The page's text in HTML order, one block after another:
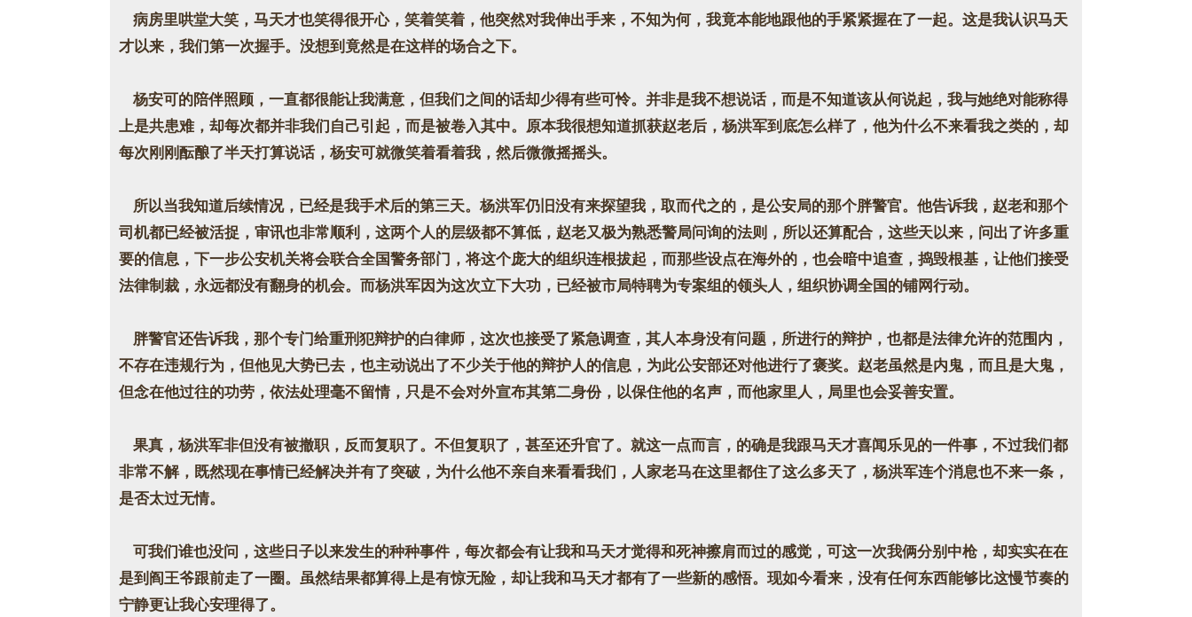
病房里哄堂大笑，马天才也笑得很开心，笑着笑着，他突然对我伸出手来，不知为何，我竟本能地跟他的手紧紧握在了一起。这是我认识马天
才以来，我们第一次握手。没想到竟然是在这样的场合之下。
杨安可的陪伴照顾，一直都很能让我满意，但我们之间的话却少得有些可怜。并非是我不想说话，而是不知道该从何说起，我与她绝对能称得
上是共患难，却每次都并非我们自己引起，而是被卷入其中。原本我很想知道抓获赵老后，杨洪军到底怎么样了，他为什么不来看我之类的，却
每次刚刚酝酿了半天打算说话，杨安可就微笑着看着我，然后微微摇摇头。
所以当我知道后续情况，已经是我手术后的第三天。杨洪军仍旧没有来探望我，取而代之的，是公安局的那个胖警官。他告诉我，赵老和那个
司机都已经被活捉，审讯也非常顺利，这两个人的层级都不算低，赵老又极为熟悉警局问询的法则，所以还算配合，这些天以来，问出了许多重
要的信息，下一步公安机关将会联合全国警务部门，将这个庞大的组织连根拔起，而那些设点在海外的，也会暗中追查，捣毁根基，让他们接受
法律制裁，永远都没有翻身的机会。而杨洪军因为这次立下大功，已经被市局特聘为专案组的领头人，组织协调全国的铺网行动。
胖警官还告诉我，那个专门给重刑犯辩护的白律师，这次也接受了紧急调查，其人本身没有问题，所进行的辩护，也都是法律允许的范围内，
不存在违规行为，但他见大势已去，也主动说出了不少关于他的辩护人的信息，为此公安部还对他进行了褒奖。赵老虽然是内鬼，而且是大鬼，
但念在他过往的功劳，依法处理毫不留情，只是不会对外宣布其第二身份，以保住他的名声，而他家里人，局里也会妥善安置。
果真，杨洪军非但没有被撤职，反而复职了。不但复职了，甚至还升官了。就这一点而言，的确是我跟马天才喜闻乐见的一件事，不过我们都
非常不解，既然现在事情已经解决并有了突破，为什么他不亲自来看看我们，人家老马在这里都住了这么多天了，杨洪军连个消息也不来一条，
是否太过无情。
可我们谁也没问，这些日子以来发生的种种事件，每次都会有让我和马天才觉得和死神擦肩而过的感觉，可这一次我俩分别中枪，却实实在在
是到阎王爷跟前走了一圈。虽然结果都算得上是有惊无险，却让我和马天才都有了一些新的感悟。现如今看来，没有任何东西能够比这慢节奏的
宁静更让我心安理得了。